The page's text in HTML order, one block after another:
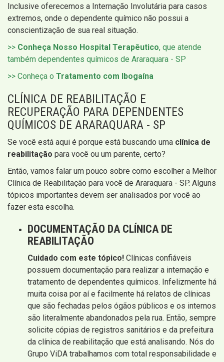
Inclusive oferecemos a Internação Involutária para casos
extremos, onde o dependente químico não possui a
conscientização de sua real situação.
>> Conheça Nosso Hospital Terapêutico, que atende
também dependentes químicos de Araraquara - SP
>> Conheça o Tratamento com Ibogaína
CLÍNICA DE REABILITAÇÃO E
RECUPERAÇÃO PARA DEPENDENTES
QUÍMICOS DE ARARAQUARA - SP
Se você está aqui é porque está buscando uma clínica de
reabilitação para você ou um parente, certo?
Então, vamos falar um pouco sobre como escolher a Melhor
Clínica de Reabilitação para você de Araraquara - SP. Alguns
tópicos importantes devem ser analisados por você ao
fazer esta escolha.
DOCUMENTAÇÃO DA CLÍNICA DE
REABILITAÇÃO
Cuidado com este tópico! Clínicas confiáveis
possuem documentação para realizar a internação e
tratamento de dependentes químicos. Infelizmente há
muita coisa por aí e facilmente há relatos de clínicas
que são fechadas pelos ógãos públicos e os internos
são literalmente abandonados pela rua. Então, sempre
solicite cópias de registros sanitários e da prefeitura
da clínica de reabilitação que está analisando. Nós do
Grupo ViDA trabalhamos com total responsabilidade e